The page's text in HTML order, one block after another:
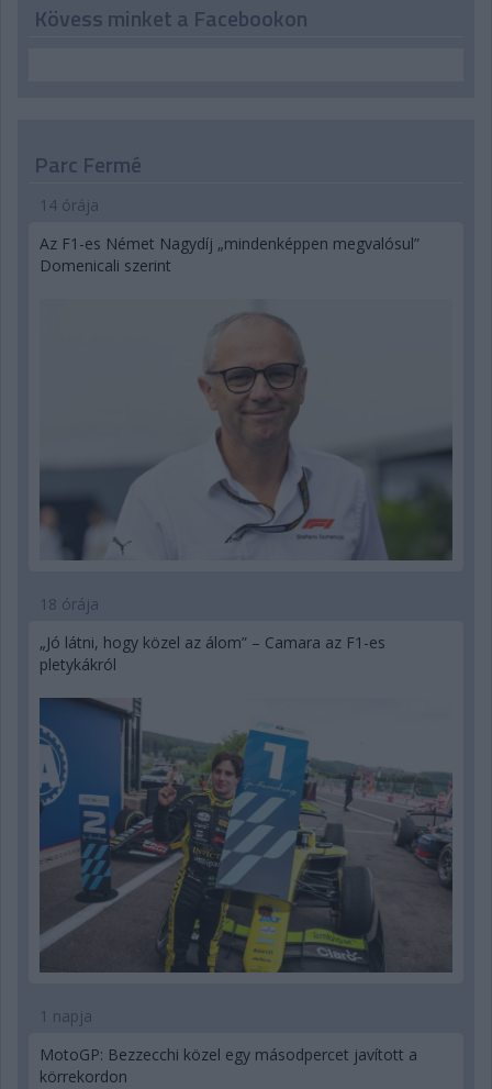
Kövess minket a Facebookon
Parc Fermé
14 órája
Az F1-es Német Nagydíj „mindenképpen megvalósul”
Domenicali szerint
18 órája
„Jó látni, hogy közel az álom” – Camara az F1-es
pletykákról
1 napja
MotoGP: Bezzecchi közel egy másodpercet javított a
körrekordon